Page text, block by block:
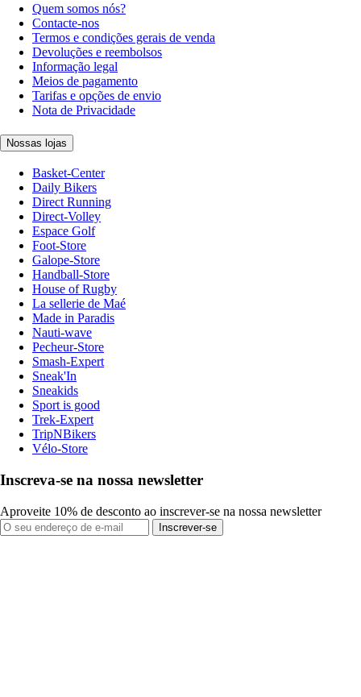
Quem somos nós?
Contacte-nos
Termos e condições gerais de venda
Devoluções e reembolsos
Informação legal
Meios de pagamento
Tarifas e opções de envio
Nota de Privacidade
Nossas lojas
Basket-Center
Daily Bikers
Direct Running
Direct-Volley
Espace Golf
Foot-Store
Galope-Store
Handball-Store
House of Rugby
La sellerie de Maé
Made in Paradis
Nauti-wave
Pecheur-Store
Smash-Expert
Sneak'In
Sneakids
Sport is good
Trek-Expert
TripNBikers
Vélo-Store
Inscreva-se na nossa newsletter
Aproveite 10% de desconto ao inscrever-se na nossa newsletter
Inscrever-se